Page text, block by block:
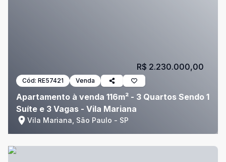
Cód: RE57421 Venda
Apartamento à venda 116m² - 3 Quartos Sendo 1
Suíte e 3 Vagas - Vila Mariana
Vila Mariana, São Paulo - SP
R$ 2.230.000,00